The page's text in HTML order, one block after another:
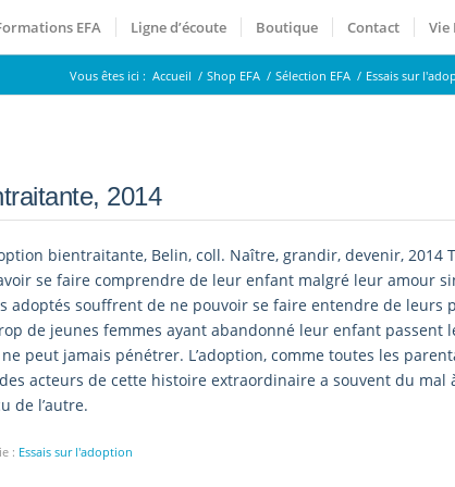
EFA Ligne d’écoute Boutique Contact Vie
Vous êtes ici : Accueil / Shop EFA / Sélection EFA / Essais sur
2014
bientraitante, Belin, coll. Naître, grandir, devenir,
se faire comprendre de leur enfant malgré leur amour
adoptés souffrent de ne pouvoir se faire entendre de leurs
de jeunes femmes ayant abandonné leur enfant passent
peut jamais pénétrer. L’adoption, comme toutes les
acteurs de cette histoire extraordinaire a souvent du
de l’autre.
: Essais sur l'adoption